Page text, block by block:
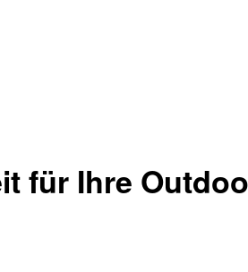
für Ihre